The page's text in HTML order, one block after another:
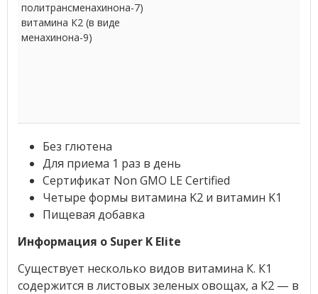
политрансменахинона-7)
витамина К2 (в виде
менахинона-9)
Без глютена
Для приема 1 раз в день
Сертификат Non GMO LE Certified
Четыре формы витамина K2 и витамин K1
Пищевая добавка
Информация о Super K Elite
Существует несколько видов витамина К. К1
содержится в листовых зеленых овощах, а К2 — в